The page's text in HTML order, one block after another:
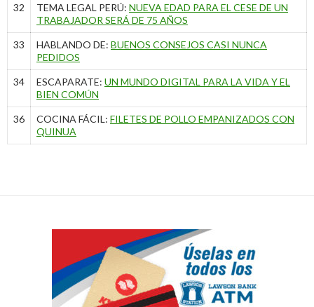
32 TEMA LEGAL PERÚ: NUEVA EDAD PARA EL CESE DE UN
TRABAJADOR SERÁ DE 75 AÑOS
33 HABLANDO DE: BUENOS CONSEJOS CASI NUNCA
PEDIDOS
34 ESCAPARATE: UN MUNDO DIGITAL PARA LA VIDA Y EL
BIEN COMÚN
36 COCINA FÁCIL: FILETES DE POLLO EMPANIZADOS CON
QUINUA